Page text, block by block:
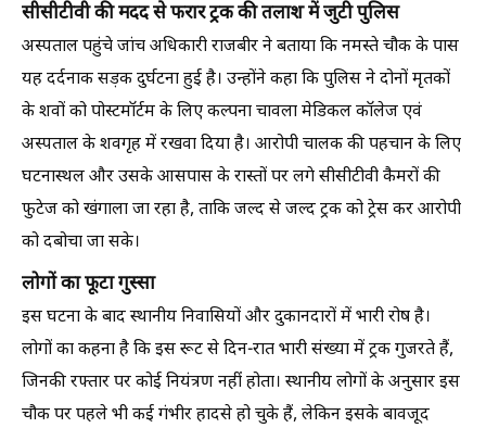
सीसीटीवी की मदद से फरार ट्रक की तलाश में जुटी पुलिस
अस्पताल पहुंचे जांच अधिकारी राजबीर ने बताया कि नमस्ते चौक के पास
यह दर्दनाक सड़क दुर्घटना हुई है। उन्होंने कहा कि पुलिस ने दोनों मृतकों
के शवों को पोस्टमॉर्टम के लिए कल्पना चावला मेडिकल कॉलेज एवं
अस्पताल के शवगृह में रखवा दिया है। आरोपी चालक की पहचान के लिए
घटनास्थल और उसके आसपास के रास्तों पर लगे सीसीटीवी कैमरों की
फुटेज को खंगाला जा रहा है, ताकि जल्द से जल्द ट्रक को ट्रेस कर आरोपी
को दबोचा जा सके।
लोगों का फूटा गुस्सा
इस घटना के बाद स्थानीय निवासियों और दुकानदारों में भारी रोष है।
लोगों का कहना है कि इस रूट से दिन-रात भारी संख्या में ट्रक गुजरते हैं,
जिनकी रफ्तार पर कोई नियंत्रण नहीं होता। स्थानीय लोगों के अनुसार इस
चौक पर पहले भी कई गंभीर हादसे हो चुके हैं, लेकिन इसके बावजूद